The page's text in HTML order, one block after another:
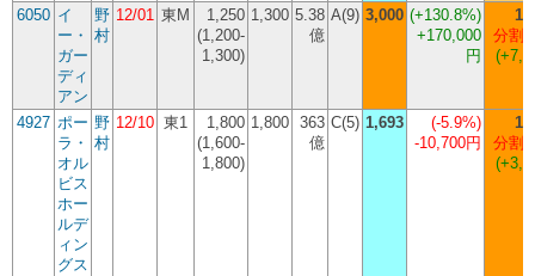
6050 イ
ー・
ガー
ディ
アン
野
村
12/01 東M
1,250
(1,200-
1,300)
1,300 5.38
億
A(9) 3,000 (+130.8%)
+170,000
円
分割
4927 ポー
ラ・
オル
ビス
ホー
ルデ
ィン
グス
野
村
12/10 東1
1,800
(1,600-
1,800)
1,800 363
億
C(5) 1,693 (-5.9%)
-10,700円
分割